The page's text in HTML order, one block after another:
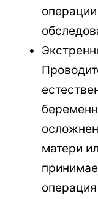
матери